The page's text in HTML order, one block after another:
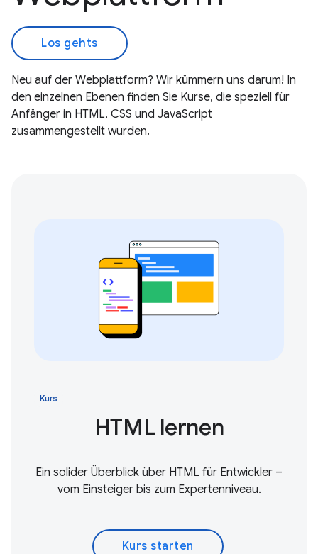
Los gehts
Neu auf der Webplattform? Wir kümmern uns darum! In
den einzelnen Ebenen finden Sie Kurse, die speziell für
Anfänger in HTML, CSS und JavaScript
zusammengestellt wurden.
Kurs
HTML lernen
Ein solider Überblick über HTML für Entwickler –
vom Einsteiger bis zum Expertenniveau.
Kurs starten